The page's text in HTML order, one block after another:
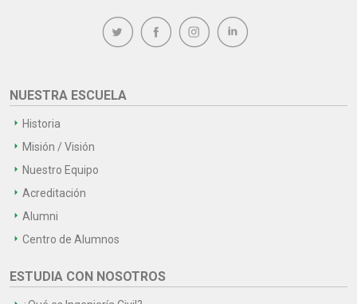
NUESTRA ESCUELA
Historia
Misión / Visión
Nuestro Equipo
Acreditación
Alumni
Centro de Alumnos
ESTUDIA CON NOSOTROS